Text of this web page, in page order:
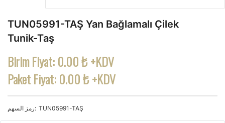
TUN05991-TAŞ Yan Bağlamalı Çilek
Tunik-Taş
Birim Fiyat:0.00 ₺ +KDV
Paket Fiyat:0.00 ₺ +KDV
رمز السهم TUN05991-TAŞ